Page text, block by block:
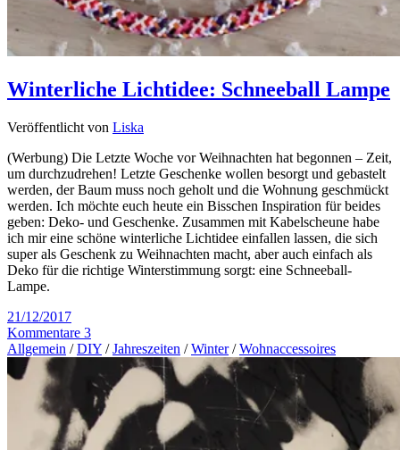
Winterliche Lichtidee: Schneeball Lampe
Veröffentlicht von Liska
(Werbung) Die Letzte Woche vor Weihnachten hat begonnen – Zeit,
um durchzudrehen! Letzte Geschenke wollen besorgt und gebastelt
werden, der Baum muss noch geholt und die Wohnung geschmückt
werden. Ich möchte euch heute ein Bisschen Inspiration für beides
geben: Deko- und Geschenke. Zusammen mit Kabelscheune habe
ich mir eine schöne winterliche Lichtidee einfallen lassen, die sich
super als Geschenk zu Weihnachten macht, aber auch einfach als
Deko für die richtige Winterstimmung sorgt: eine Schneeball-
Lampe.
21/12/2017
Kommentare 3
Allgemein /DIY /Jahreszeiten /Winter/Wohnaccessoires